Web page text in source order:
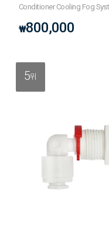
Conditioner Cooling Fog
₩800,000
5위